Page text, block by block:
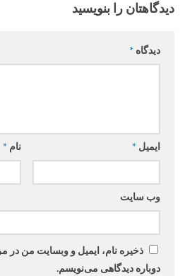
دیدگاهتان را بنویسید
دیدگاه *
نام * ایمیل *
وب‌ سایت
ذخیره نام، ایمیل و وبسایت من در
دوباره دیدگاهی می‌نویسم.